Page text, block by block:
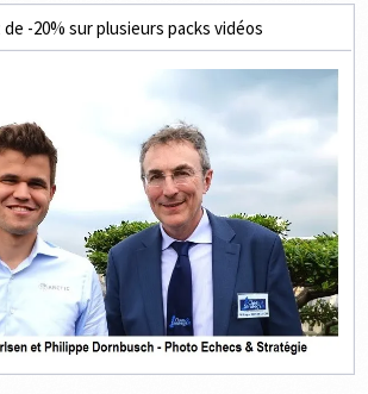
-20% sur plusieurs packs vidéos